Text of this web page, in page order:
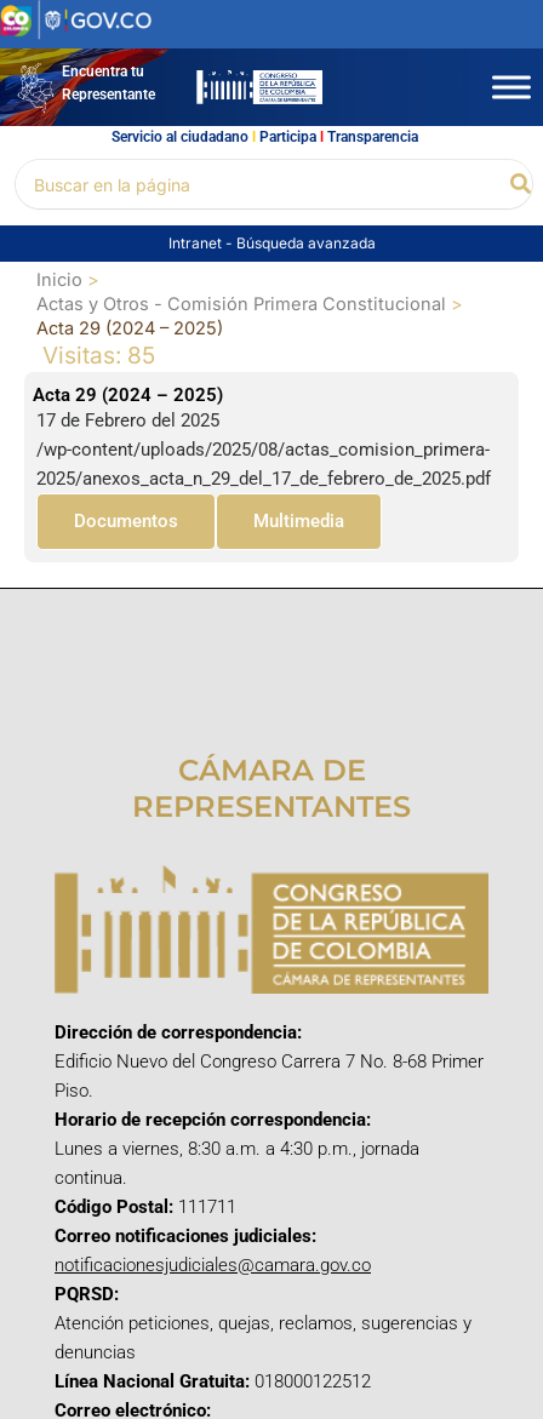
Ir
al
contenidoEncuentra tu
Representante
Servicio al ciudadano l Participal Transparencia
por:
Intranet - Búsqueda avanzada
Inicio
Actas y Otros - Comisión Primera Constitucional
Acta 29 (2024 – 2025)
Visitas: 85
Acta 29 (2024 – 2025)
17 de Febrero del 2025
/wp-content/uploads/2025/08/actas_comision_primera-
2025/anexos_acta_n_29_del_17_de_febrero_de_2025.pdf
Documentos
Multimedia
CÁMARA DE
REPRESENTANTES
Dirección de correspondencia:
Edificio Nuevo del Congreso Carrera 7 No. 8-68 Primer
Piso.
Horario de recepción correspondencia:
Lunes a viernes, 8:30 a.m. a 4:30 p.m., jornada
continua.
Código Postal: 111711
Correo notificaciones judiciales:
notificacionesjudiciales@camara.gov.co
PQRSD:
Atención peticiones, quejas, reclamos, sugerencias y
denuncias
Línea Nacional Gratuita: 018000122512
Correo electrónico: